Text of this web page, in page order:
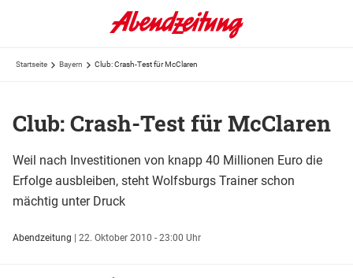
Startseite Bayern Club: Crash-Test für McClaren
Club: Crash-Test für McClaren
Weil nach Investitionen von knapp 40 Millionen Euro die
Erfolge ausbleiben, steht Wolfsburgs Trainer schon
mächtig unter Druck
Abendzeitung | 22. Oktober 2010 - 23:00 Uhr